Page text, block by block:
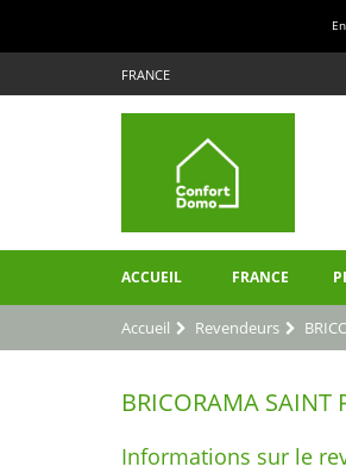
FRANCE
ACCUEIL FRANCE
Accueil Revendeurs
BRICORAMA SAINT
Informations sur le